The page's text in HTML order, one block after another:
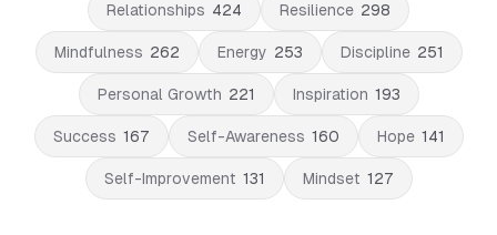
Relationships 424 Resilience 298
Mindfulness 262 Energy 253 Discipline 251
Personal Growth 221 Inspiration 193
Success 167 Self-Awareness 160 Hope 141
Self-Improvement 131 Mindset 127